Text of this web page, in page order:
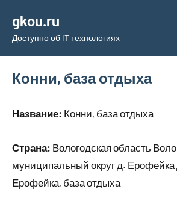
содержимому
gkou.ru
Доступно об IT технологиях
Конни, база отдыха
Название: Конни, база отдыха
Страна: Вологодская область
муниципальный округ д. Ерофейка
Ерофейка, база отдыха